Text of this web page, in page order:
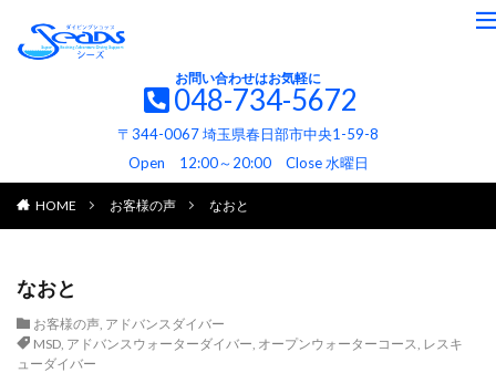
お問い合わせはお気軽に
048-734-5672
〒344-0067 埼玉県春日部市中央1-59-8
Open 12:00～20:00 Close 水曜日
HOME お客様の声 なおと
なおと
お客様の声, アドバンスダイバー
MSD, アドバンスウォーターダイバー, オープンウォーターコース, レスキ
ューダイバー